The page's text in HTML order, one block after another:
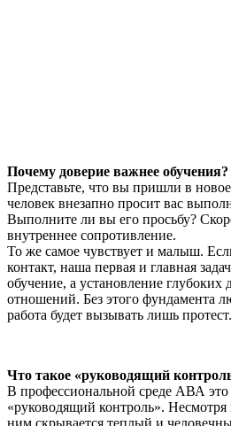
Почему доверие важнее обучения?
Представьте, что вы пришли в
человек внезапно просит вас
Выполните ли вы его просьбу?
внутреннее сопротивление.
То же самое чувствует и малыш.
контакт, наша первая и главная
обучение, а установление глубоких
отношений. Без этого фундамента
работа будет вызывать лишь протест.
Что такое «руководящий
В профессиональной среде АВА это
«руководящий контроль». Несмотря
ним скрывается теплый и